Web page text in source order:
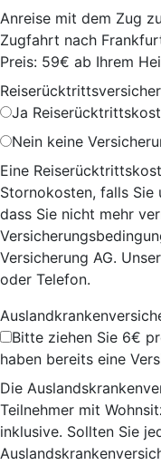
Anreise mit dem Zug
Zugfahrt nach
Preis: 59€ ab Ihrem
Ja
Nein keine
Eine
Stornokosten, falls
dass Sie nicht mehr
Versicherung AG.
oder Telefon.
Bitte ziehen Sie 6€
haben bereits eine
Die
Teilnehmer mit
inklusive. Sollten Sie